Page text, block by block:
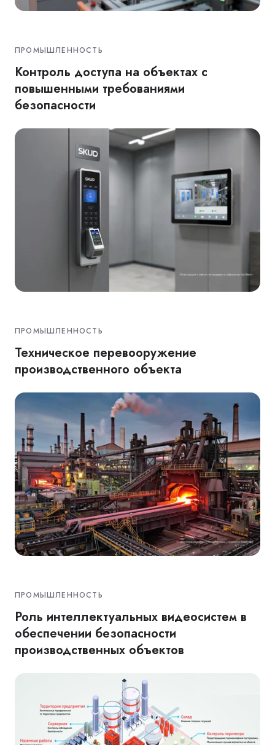
ПРОМЫШЛЕННОСТЬ
Контроль доступа на объектах с
повышенными требованиями
безопасности
ПРОМЫШЛЕННОСТЬ
Техническое перевооружение
производственного объекта
ПРОМЫШЛЕННОСТЬ
Роль интеллектуальных видеосистем в
обеспечении безопасности
производственных объектов